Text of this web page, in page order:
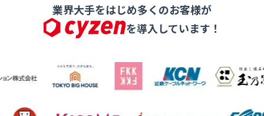
業界大手をはじめ多くのお客様が
を導入しています！